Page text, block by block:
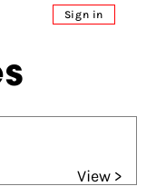
Sign in
View >